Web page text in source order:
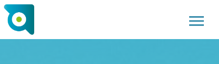
menu